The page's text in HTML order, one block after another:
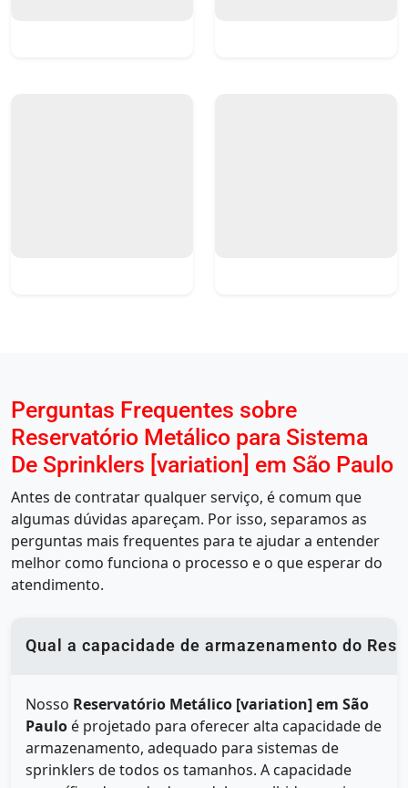
Perguntas Frequentes sobre
Reservatório Metálico para Sistema
De Sprinklers [variation] em São Paulo
Antes de contratar qualquer serviço, é comum que
algumas dúvidas apareçam. Por isso, separamos as
perguntas mais frequentes para te ajudar a entender
melhor como funciona o processo e o que esperar do
atendimento.
Qual a capacidade de armazenamento do
Nosso Reservatório Metálico [variation] em São
Paulo é projetado para oferecer alta capacidade de
armazenamento, adequado para sistemas de
sprinklers de todos os tamanhos. A capacidade